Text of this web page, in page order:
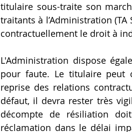
titulaire sous-traite son
traitants à l’Administration
contractuellement le droit à
L'Administration dispose
pour faute. Le titulaire peut
reprise des relations
défaut, il devra rester très
décompte de résiliation
réclamation dans le délai